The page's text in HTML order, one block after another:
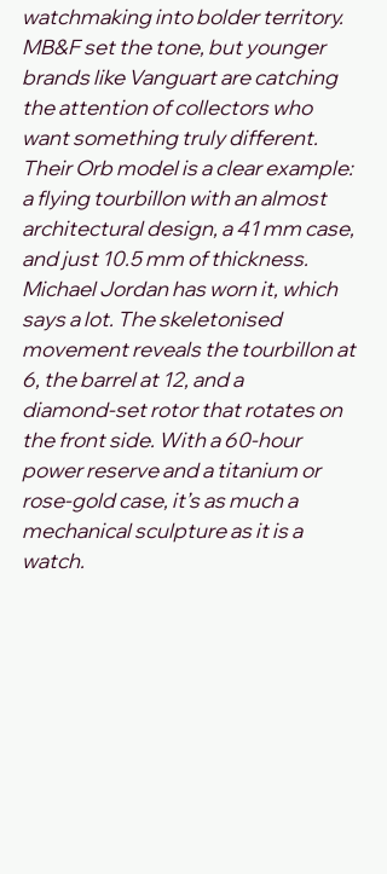
watchmaking into bolder territory.
MB&F set the tone, but younger
brands like Vanguart are catching
the attention of collectors who
want something truly different.
Their Orb model is a clear example:
a flying tourbillon with an almost
architectural design, a 41 mm case,
and just 10.5 mm of thickness.
Michael Jordan has worn it, which
says a lot. The skeletonised
movement reveals the tourbillon at
6, the barrel at 12, and a
diamond‑set rotor that rotates on
the front side. With a 60‑hour
power reserve and a titanium or
rose‑gold case, it’s as much a
mechanical sculpture as it is a
watch.